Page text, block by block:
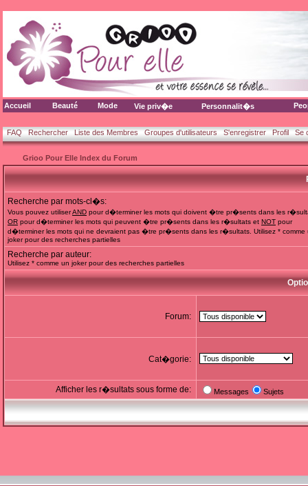
Accueil Beauté Mode Vie priv�e Personnalit�s
FAQ Rechercher Liste des Membres Groupes d'utilisateurs S'enregistrer Profil Se
Grioo Pour Elle Index du Forum
Recherche par mots-cl�s:
Vous pouvez utiliserAND pour d�terminer les mots qui doivent �tre pr�sents dans les
OR pour d�terminer les mots qui peuvent �tre pr�sents dans les r�sultats et NOT pour
d�terminer les mots qui ne devraient pas �tre pr�sents dans les r�sultats. Utilisez * comme
joker pour des recherches partielles
Recherche par auteur:
Utilisez * comme un joker pour des recherches partielles
Forum:
Cat�gorie:
Afficher les r�sultats sous forme de: Messages Sujets